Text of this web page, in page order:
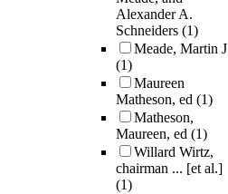
Alexander A.
Schneiders (1)
Meade, Martin J
(1)
Maureen
Matheson, ed (1)
Matheson,
Maureen, ed (1)
Willard Wirtz,
chairman ... [et al.]
(1)